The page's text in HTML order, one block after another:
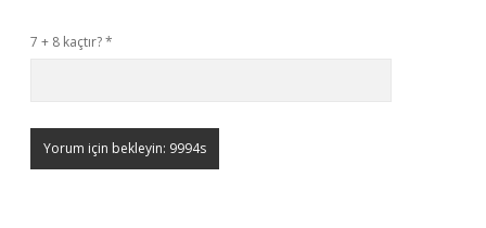
7 + 8 kaçtır?*